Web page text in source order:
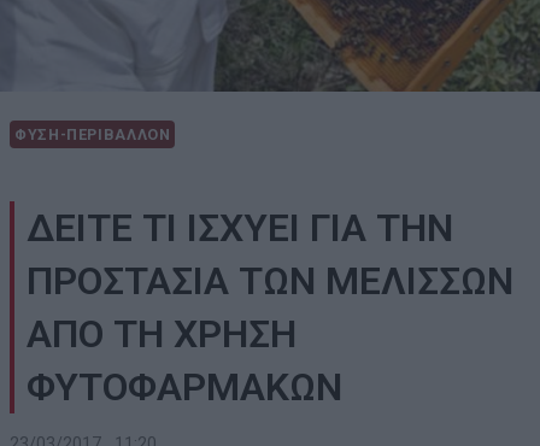
ΦΥΣΗ-ΠΕΡΙΒΑΛΛΟΝ
ΔΕΙΤΕ ΤΙ ΙΣΧΥΕΙ ΓΙΑ ΤΗΝ
ΠΡΟΣΤΑΣΙΑ ΤΩΝ ΜΕΛΙΣΣΩΝ
ΑΠΟ ΤΗ ΧΡΗΣΗ
ΦΥΤΟΦΑΡΜΑΚΩΝ